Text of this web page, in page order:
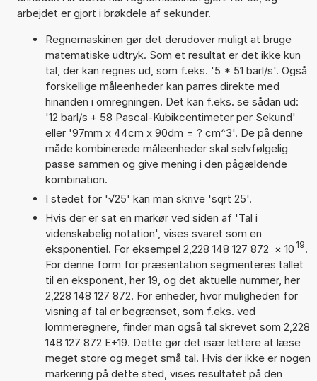
arbejdet er gjort i brøkdele af sekunder.
Regnemaskinen gør det derudover muligt at bruge
matematiske udtryk. Som et resultat er det ikke kun
tal, der kan regnes ud, som f.eks. '5 * 51 barl/s'. Også
forskellige måleenheder kan parres direkte med
hinanden i omregningen. Det kan f.eks. se sådan ud:
'12 barl/s + 58 Pascal-Kubikcentimeter per Sekund'
eller '97mm x 44cm x 90dm = ? cm^3'. De på denne
måde kombinerede måleenheder skal selvfølgelig
passe sammen og give mening i den pågældende
kombination.
I stedet for '√25' kan man skrive 'sqrt 25'.
Hvis der er sat en markør ved siden af 'Tal i
videnskabelig notation', vises svaret som en
eksponentiel. For eksempel 2,228 148 127 872 × 10 19.
For denne form for præsentation segmenteres tallet
til en eksponent, her 19, og det aktuelle nummer, her
2,228 148 127 872. For enheder, hvor muligheden for
visning af tal er begrænset, som f.eks. ved
lommeregnere, finder man også tal skrevet som 2,228
148 127 872 E+19. Dette gør det især lettere at læse
meget store og meget små tal. Hvis der ikke er nogen
markering på dette sted, vises resultatet på den